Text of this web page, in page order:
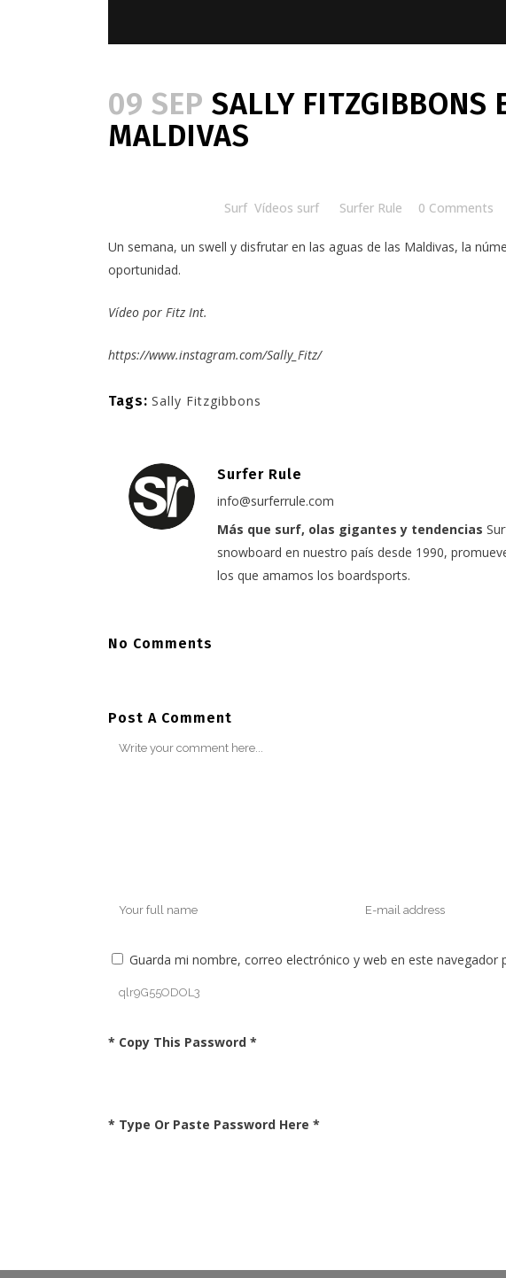
09 SEP SALLY FITZGIBBONS
MALDIVAS
Surf Vídeos surf Surfer Rule 0 Comments
Un semana, un swell y disfrutar en las aguas de las Maldivas, la
oportunidad.
Vídeo por Fitz Int.
https://www.instagram.com/Sally_Fitz/
Tags: Sally Fitzgibbons
Surfer Rule
info@surferrule.com
Más que surf, olas gigantes y tendencias
snowboard en nuestro país desde 1990,
los que amamos los boardsports.
No Comments
Post A Comment
Guarda mi nombre, correo electrónico y web en este navegador
* Copy This Password *
* Type Or Paste Password Here *